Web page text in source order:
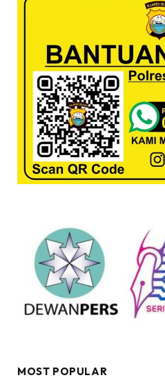
MOST POPULAR